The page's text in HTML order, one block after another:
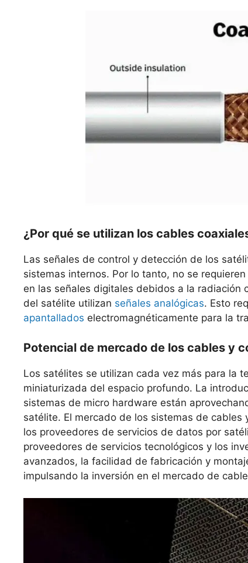
¿Por qué se utilizan los cables
Las señales de control y detección de los
sistemas internos. Por lo tanto, no se
en las señales digitales debidos a la radiación
del satélite utilizan señales analógicas. Esto
apantallados electromagnéticamente para la
Potencial de mercado de los cables y
Los satélites se utilizan cada vez más para la
miniaturizada del espacio profundo. La
sistemas de micro hardware están
satélite. El mercado de los sistemas de
los proveedores de servicios de datos por
proveedores de servicios tecnológicos y los
avanzados, la facilidad de fabricación y
impulsando la inversión en el mercado de